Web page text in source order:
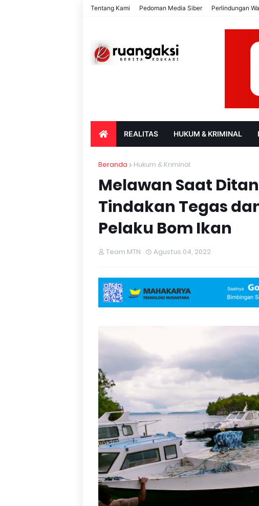
Tentang Kami Pedoman Media Siber Perlindungan
REALITAS HUKUM & KRIMINAL
Beranda Hukum & Kriminal
Melawan Saat
Tindakan Tegas
Pelaku Bom Ikan
Team MTN Agustus 04, 2022